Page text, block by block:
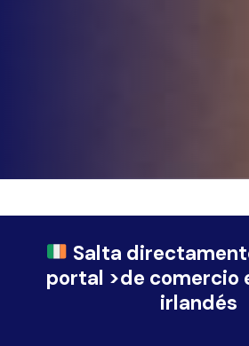
Salta
portal >de comercio
irlandés